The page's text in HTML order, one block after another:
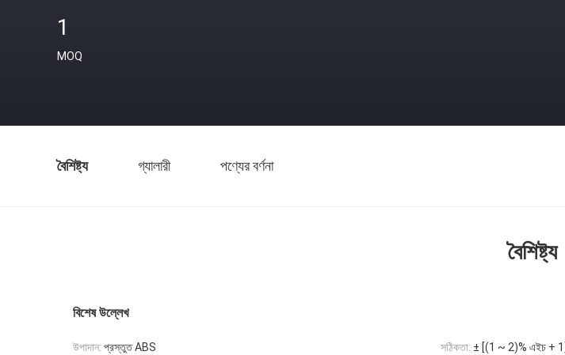
1
MOQ
বৈশিষ্ট্য গ্যালারী পণ্যের বর্ণনা
বৈশিষ্ট্য
বিশেষ উল্লেখ
উপাদান: প্রস্তুত ABS সঠিকতা: ± [(1 ~ 2)% এইচ +